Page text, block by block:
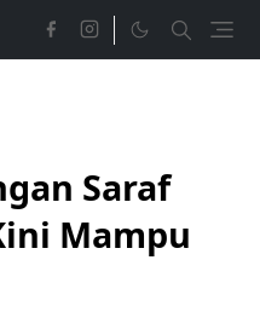
Saraf
Mampu